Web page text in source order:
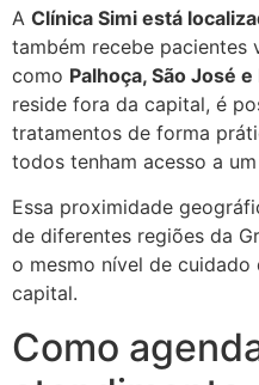
A Clínica Simi está
também recebe pacientes
como Palhoça, São José
reside fora da capital, é
tratamentos de forma
todos tenham acesso a
Essa proximidade
de diferentes regiões da
o mesmo nível de
capital.
Como